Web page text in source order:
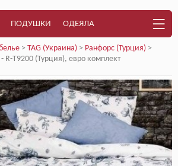
ПОДУШКИ ОДЕЯЛА
> TAG (Украина) > Ранфорс (Турция) >
R-T9200 (Турция), евро комплект